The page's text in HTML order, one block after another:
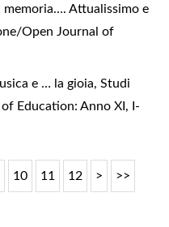
memoria…. Attualissimo e
Open Journal of
e … la gioia, Studi
Education: Anno XI, I-
10 11 12 > >>